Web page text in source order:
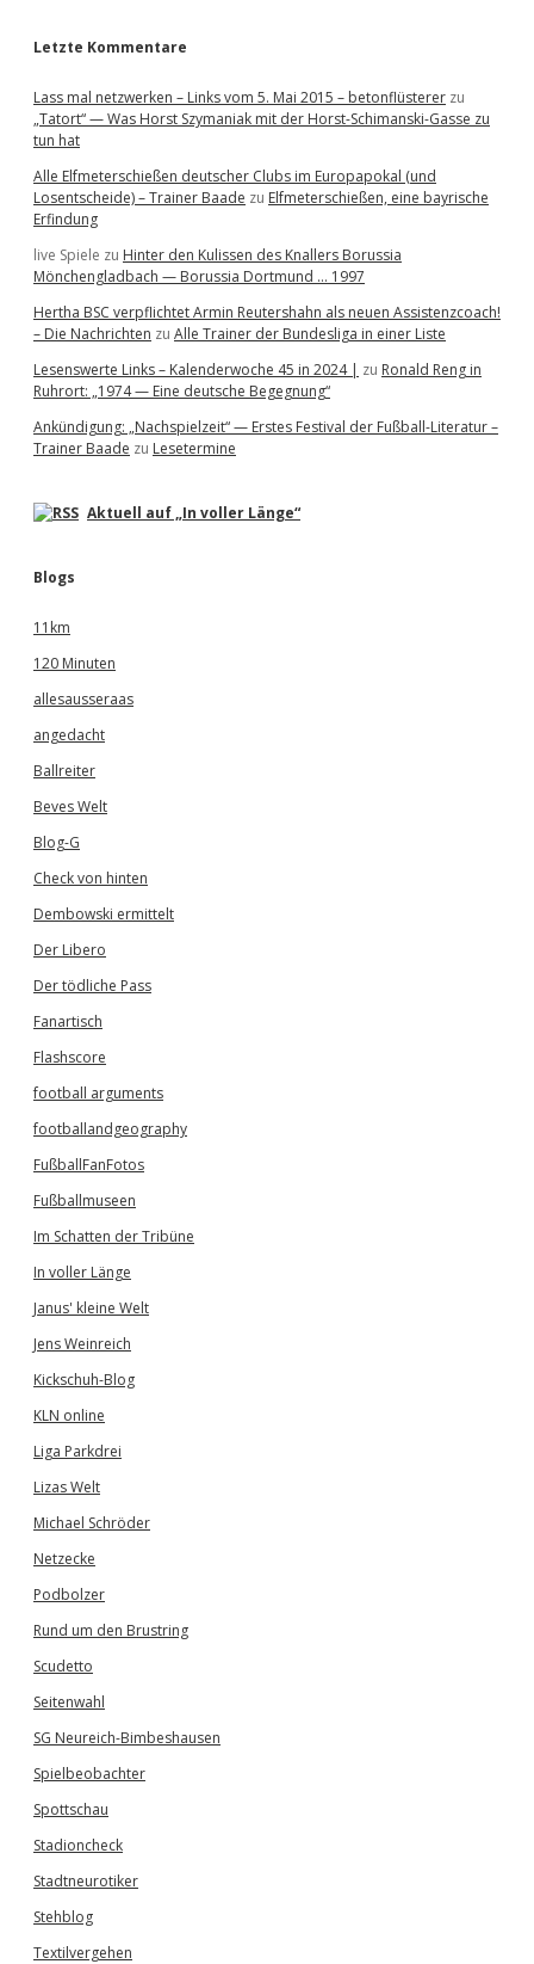
Letzte Kommentare
Lass mal netzwerken – Links vom 5. Mai 2015 – betonflüsterer zu
„Tatort“ — Was Horst Szymaniak mit der Horst-Schimanski-Gasse zu
tun hat
Alle Elfmeterschießen deutscher Clubs im Europapokal (und
Losentscheide) – Trainer Baade zu Elfmeterschießen, eine bayrische
Erfindung
live Spiele zu Hinter den Kulissen des Knallers Borussia
Mönchengladbach — Borussia Dortmund … 1997
Hertha BSC verpflichtet Armin Reutershahn als neuen Assistenzcoach!
– Die Nachrichten zu Alle Trainer der Bundesliga in einer Liste
Lesenswerte Links – Kalenderwoche 45 in 2024 | zu Ronald Reng in
Ruhrort: „1974 — Eine deutsche Begegnung“
Ankündigung: „Nachspielzeit“ — Erstes Festival der Fußball-Literatur –
Trainer Baade zu Lesetermine
Aktuell auf „In voller Länge“
Blogs
11km
120 Minuten
allesausseraas
angedacht
Ballreiter
Beves Welt
Blog-G
Check von hinten
Dembowski ermittelt
Der Libero
Der tödliche Pass
Fanartisch
Flashscore
football arguments
footballandgeography
FußballFanFotos
Fußballmuseen
Im Schatten der Tribüne
In voller Länge
Janus' kleine Welt
Jens Weinreich
Kickschuh-Blog
KLN online
Liga Parkdrei
Lizas Welt
Michael Schröder
Netzecke
Podbolzer
Rund um den Brustring
Scudetto
Seitenwahl
SG Neureich-Bimbeshausen
Spielbeobachter
Spottschau
Stadioncheck
Stadtneurotiker
Stehblog
Textilvergehen